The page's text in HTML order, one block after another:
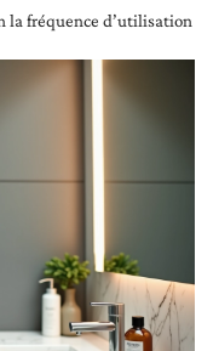
la fréquence d’utilisation